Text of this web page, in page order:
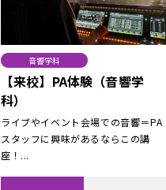
音響学科
【来校】PA体験（音響学
科）
ライブやイベント会場での音響＝PA
スタッフに興味があるならこの講
座！...